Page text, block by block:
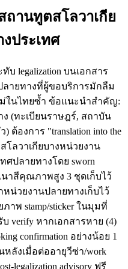
ถานทูตสโลวาเกีย
ประเทศ
บ legalization บนเอกสาร
ลายทางที่ผู้ขอบริการมักลืม
ในไทยซ้ำ ข้อแนะนำสำคัญ:
(ทะเบียนราษฎร์, สถาบัน
องการ "translation into the
โลวาเกียบางหน่วยงาน
ปลายทางโดย sworn
นาสีคุณภาพสูง 3 ชุดเก็บไว้
น่วยงานปลายทางเก็บไว้
าพ stamp/sticker ในมุมที่
verify หากเอกสารหาย (4)
confirmation อย่างน้อย 1
หลังเมื่อต่ออายุวีซ่า/work
legalization advisory ฟรี